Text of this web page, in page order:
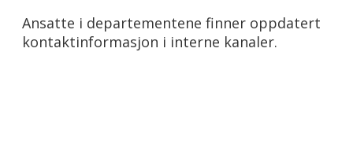
Ansatte i departementene finner oppdatert
kontaktinformasjon i interne kanaler.